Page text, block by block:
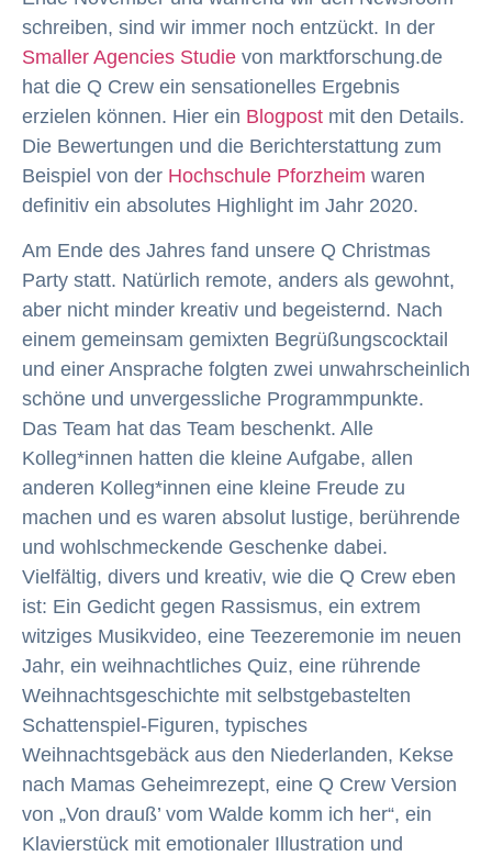
schreiben, sind wir immer noch entzückt. In der
Smaller Agencies Studie von marktforschung.de
hat die Q Crew ein sensationelles Ergebnis
erzielen können. Hier ein Blogpost mit den Details.
Die Bewertungen und die Berichterstattung zum
Beispiel von der Hochschule Pforzheim waren
definitiv ein absolutes Highlight im Jahr 2020.
Am Ende des Jahres fand unsere Q Christmas
Party statt. Natürlich remote, anders als gewohnt,
aber nicht minder kreativ und begeisternd. Nach
einem gemeinsam gemixten Begrüßungscocktail
und einer Ansprache folgten zwei unwahrscheinlich
schöne und unvergessliche Programmpunkte.
Das Team hat das Team beschenkt. Alle
Kolleg*innen hatten die kleine Aufgabe, allen
anderen Kolleg*innen eine kleine Freude zu
machen und es waren absolut lustige, berührende
und wohlschmeckende Geschenke dabei.
Vielfältig, divers und kreativ, wie die Q Crew eben
ist: Ein Gedicht gegen Rassismus, ein extrem
witziges Musikvideo, eine Teezeremonie im neuen
Jahr, ein weihnachtliches Quiz, eine rührende
Weihnachtsgeschichte mit selbstgebastelten
Schattenspiel-Figuren, typisches
Weihnachtsgebäck aus den Niederlanden, Kekse
nach Mamas Geheimrezept, eine Q Crew Version
von „Von drauß’ vom Walde komm ich her“, ein
Klavierstück mit emotionaler Illustration und